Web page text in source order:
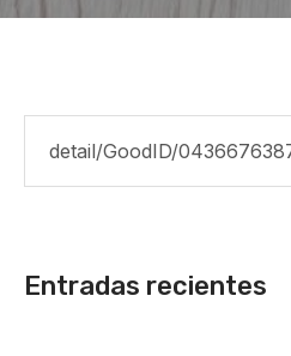
Entradas recientes